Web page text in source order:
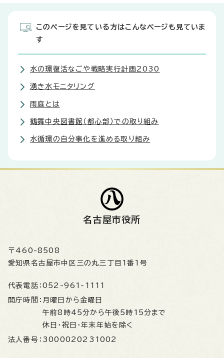
このページを見ている方はこんなページも見ていま
す
水の環復活なごや戦略実行計画2030
湧き水モニタリング
雨庭とは
鶴舞中央図書館（都心部）での取り組み
水循環の自分事化を進める取り組み
名古屋市役所
〒460-8508
愛知県名古屋市中区三の丸三丁目1番1号
代表電話： 052-961-1111
開庁時間： 月曜日から金曜日
午前8時45分から午後5時15分まで
休日・祝日・年末年始を除く
法人番号： 3000020231002